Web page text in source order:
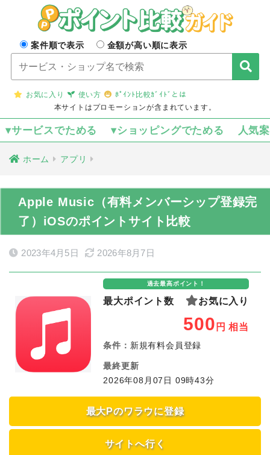
案件順で表示 金額が高い順に表示
お気に入り 使い方
ﾎﾟｲﾝﾄ比較ｶﾞｲﾄﾞとは
本サイトはプロモーションが含まれています。
▾サービスでためる ▾ショッピングでためる 人気
ホーム アプリ
Apple Music（有料メンバーシップ登録完
了）iOSのポイントサイト比較
2023年4月5日 2026年8月7日
過去最高ポイント！
最大ポイント数 お気に入り
500 円 相当
条件： 新規有料会員登録
最終更新
2026年08月07日 09時43分
最大Pのワラウに登録
サイトへ行く